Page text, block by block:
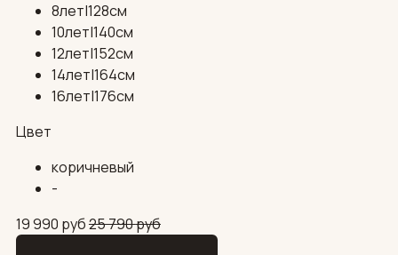
8лет|128см
10лет|140см
12лет|152см
14лет|164см
16лет|176см
Цвет
коричневый
-
19 990 руб25 790руб